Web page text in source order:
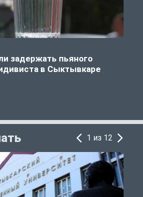
задержать пьяного
в Сыктывкаре
1 из 12